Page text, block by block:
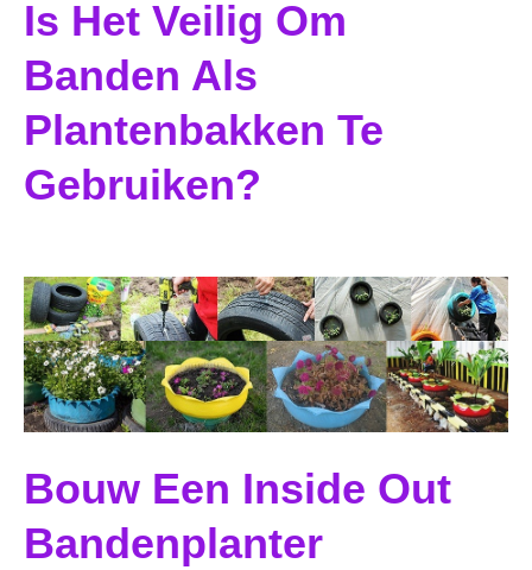
Is Het Veilig Om
Banden Als
Plantenbakken Te
Gebruiken?
Bouw Een Inside Out
Bandenplanter